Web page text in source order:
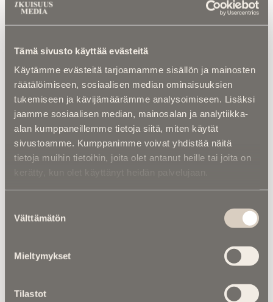
Tämä sivusto käyttää evästeitä
Käytämme evästeitä tarjoamamme sisällön ja mainosten
räätälöimiseen, sosiaalisen median ominaisuuksien
tukemiseen ja kävijämäärämme analysoimiseen. Lisäksi
jaamme sosiaalisen median, mainosalan ja analytiikka-
alan kumppaneillemme tietoja siitä, miten käytät
sivustoamme. Kumppanimme voivat yhdistää näitä
tietoja muihin tietoihin, joita olet antanut heille tai joita on
kerätty, kun olet käyttänyt heidän palvelujaan.
valinta
Välttämätön
Mieltymykset
Tilastot
Kalenterista |
tarinankertoja kuoli väkivaltaisesti
Kuolinuutiset |
Retkeilytubettaja Ali Leiniö kuoli
hiihtovaelluksella Lapissa
Kuolinuutiset | Aleksi kuoli taistelukentällä
Ukrainassa – ”Uuden ajan suomalainen
sankari ja sankarivainaja”
Kuolema koskettaa |
Seitsemän veljestä 2.0
Ukrainan vapauden puolesta
Kalenterista |
Jarno Saarinen muistetaan –